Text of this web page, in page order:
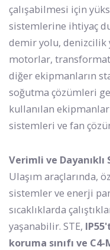
çalışabilmesi için
sistemlerine ihtiyaç
demir yolu, denizcilik
motorlar,
diğer ekipmanların
soğutma çözümleri
kullanılan
sistemleri ve fan
Verimli ve
Ulaşım araçlarında,
sistemler ve enerji
sıcaklıklarda
yaşanabilir. STE,
koruma sınıfı ve